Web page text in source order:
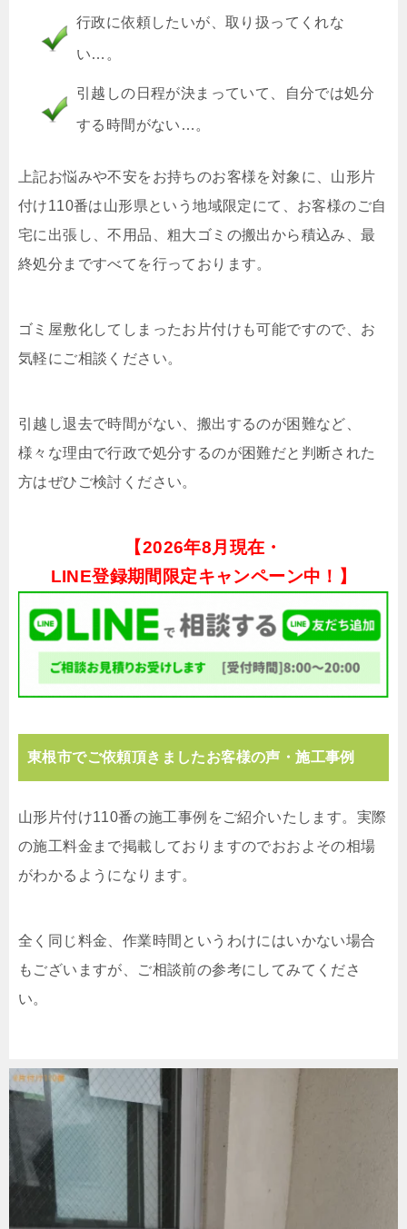
行政に依頼したいが、取り扱ってくれな
い…。
引越しの日程が決まっていて、自分では処分
する時間がない…。
上記お悩みや不安をお持ちのお客様を対象に、山形片
付け110番は山形県という地域限定にて、お客様のご自
宅に出張し、不用品、粗大ゴミの搬出から積込み、最
終処分まですべてを行っております。
ゴミ屋敷化してしまったお片付けも可能ですので、お
気軽にご相談ください。
引越し退去で時間がない、搬出するのが困難など、
様々な理由で行政で処分するのが困難だと判断された
方はぜひご検討ください。
【2026年8月現在・
LINE登録期間限定キャンペーン中！】
東根市でご依頼頂きましたお客様の声・施工事例
山形片付け110番の施工事例をご紹介いたします。実際
の施工料金まで掲載しておりますのでおおよその相場
がわかるようになります。
全く同じ料金、作業時間というわけにはいかない場合
もございますが、ご相談前の参考にしてみてくださ
い。